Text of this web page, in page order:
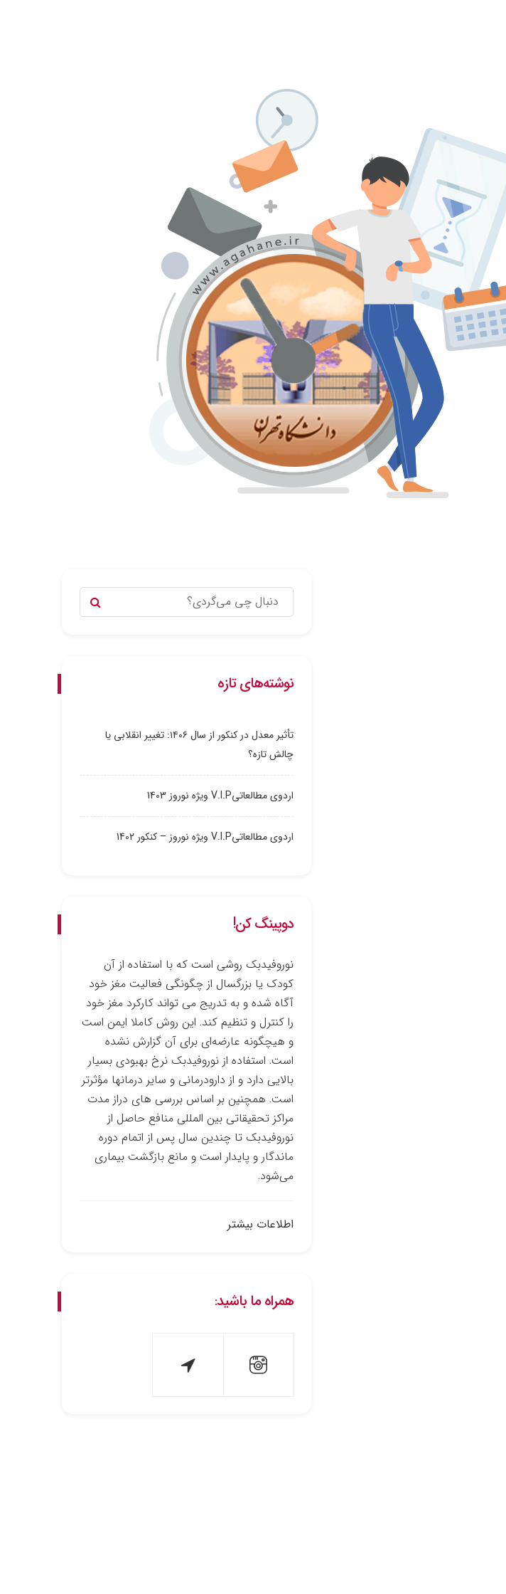
نوشته‌های تازه
تأثیر معدل در کنکور از سال ۱۴۰۶: تغییر انقلابی یا
چالش تازه؟
اردوی مطالعاتیV.I.P ویژه نوروز 1403
اردوی مطالعاتیV.I.P ویژه نوروز – کنکور 1402
دوپینگ کن!
نوروفیدبک روشی است که با استفاده از آن
کودک یا بزرگسال از چگونگی فعالیت مغز خود
آگاه شده و به تدریج می ­تواند کارکرد مغز خود
را کنترل و تنظیم کند. این روش کاملا ایمن است
و هیچ­گونه عارضه‌ای برای آن گزارش نشده
است. استفاده از نوروفیدبک نرخ بهبودی بسیار
بالایی دارد و از دارو­درمانی و سایر درمان­ها مؤثرتر
است. همچنین بر اساس بررسی­ های دراز مدت
مراکز تحقیقاتی بین­ المللی منافع حاصل از
نوروفیدبک تا چندین سال پس از اتمام دوره
ماندگار و پایدار است و مانع بازگشت بیماری
می‌شود.
اطلاعات بیشتر
همراه ما باشید: